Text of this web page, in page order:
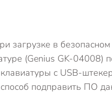
загрузке в
(Genius GK-04008)
с USB-
подправить ПО